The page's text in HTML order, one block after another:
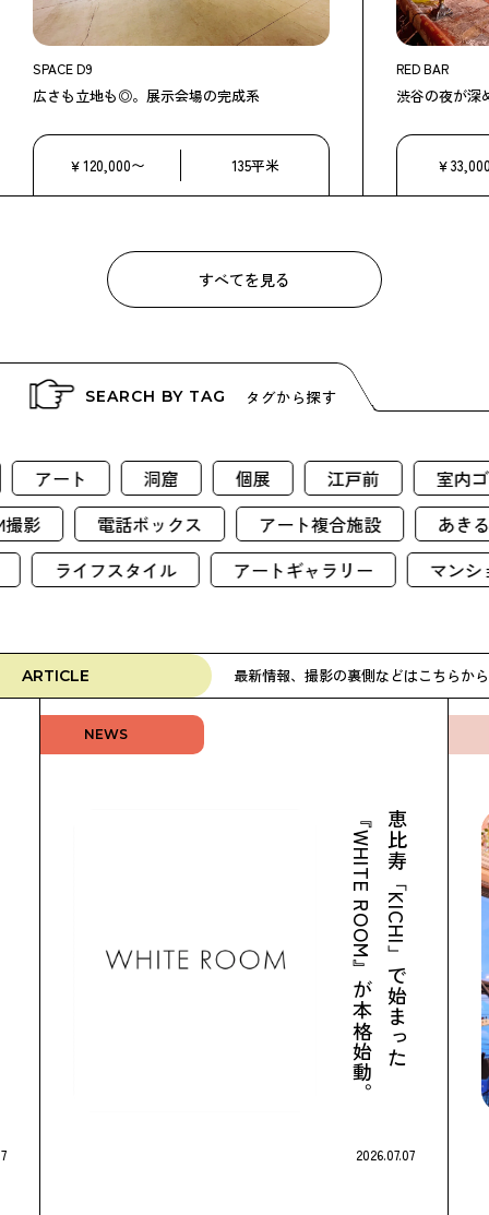
SPACE D9
広さも立地も◎。展示会場の完成系
￥120,000〜 135平米
RED BAR
渋谷の夜が深
￥
すべてを見る
SEARCH BY TAG タグから探す
洞窟 個展 江戸前
室内ゴルフ
CM撮影
電話ボックス
アート複合施設
フスタイル
アートギャラリー マンション
ARTICLE 最新情報、撮影の裏側などはこちらから
NEWS
恵比寿「KICHI」で始まった
『WHITE ROOM』が本格始動。
2026.07.07